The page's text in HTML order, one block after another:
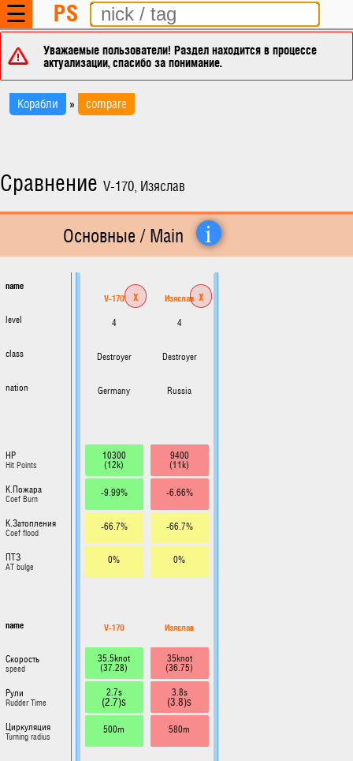
☰ PS
Уважаемые пользователи! Раздел находится в процессе
актуализации, спасибо за понимание.
Корабли » compare
Сравнение V-170, Изяслав
Основные / Main i
name
level
class
nation
HP
Hit Points
К.Пожара
Coef Burn
К.Затопления
Coef flood
ПТЗ
AT bulge
name
Скорость
speed
Рули
Rudder Time
Циркуляция
Turning radius
V-170 x
4
Destroyer
Germany
10300
(12k)
-9.99%
-66.7%
0%
V-170
35.5knot
(37.28)
2.7s
(2.7)s
500m
Изяслав x
4
Destroyer
Russia
9400
(11k)
-6.66%
-66.7%
0%
Изяслав
35knot
(36.75)
3.8s
(3.8)s
580m